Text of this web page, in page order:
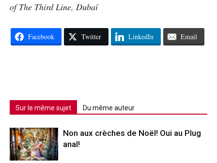
of The Third Line, Dubaï
Facebook Twitter LinkedIn Email
Sur le même sujet Du même auteur
Non aux crèches de Noël! Oui au Plug
anal!